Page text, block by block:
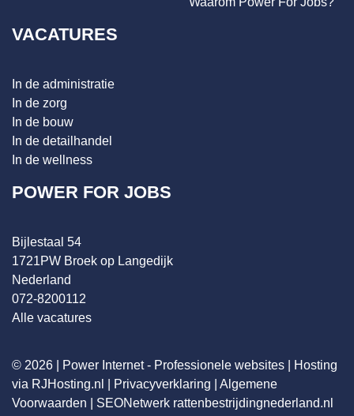
VACATURES
In de administratie
In de zorg
In de bouw
In de detailhandel
In de wellness
POWER FOR JOBS
Bijlestaal 54
1721PW Broek op Langedijk
Nederland
072-8200112
Alle vacatures
© 2026 | Power Internet - Professionele websites
Hosting
via RJHosting.nl
Privacyverklaring
Algemene
Voorwaarden
SEONetwerk rattenbestrijdingnederland.nl